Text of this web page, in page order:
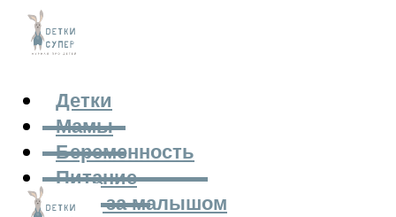
Детки
Мамы
Беременность
Питание
Уход за малышом